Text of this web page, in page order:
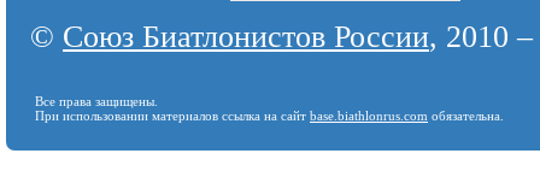
© Союз Биатлонистов России, 2010
Все права защищены.
При использовании материалов ссылка на сайт base.biathlonrus.com обязательна.